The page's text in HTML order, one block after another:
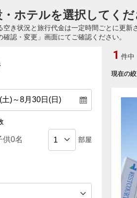
・ホテルを選択してく
空き状況と旅行代金は一定時間ごとに更
確認・変更」画面にてご確認ください。
部屋
現在の
1 件中